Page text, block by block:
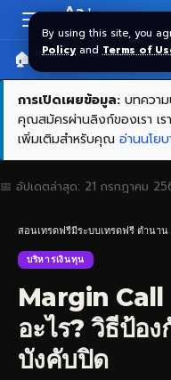
By using this site, you
Policy and Terms of
Resizer
Aa
🏠 หน้าแรก ราคาทอง
การเปิดเผยข้อมูล: บทควา
คุณสมัครผ่านลิงก์ของเรา เร
เพิ่มเติมสำหรับคุณ อ่านนโย
📅 อัปเดตล่าสุด: 21 กรกฎาคม
สอนเทรดฟรีมีระบบเทรดฟรี ตำนาน
บริหารเงินทุน
Margin Call
อะไร? วิธีป้อ
บังคับปิด